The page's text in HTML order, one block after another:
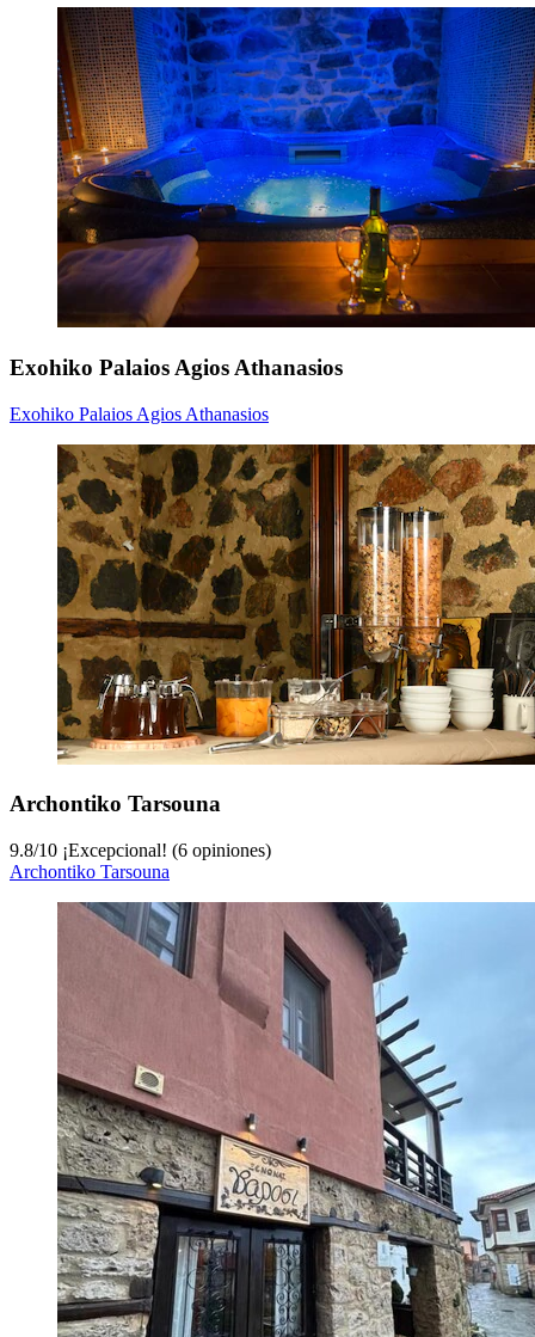
Exohiko Palaios Agios Athanasios
Exohiko Palaios Agios Athanasios
Archontiko Tarsouna
9.8/10 ¡Excepcional! (6 opiniones)
Archontiko Tarsouna